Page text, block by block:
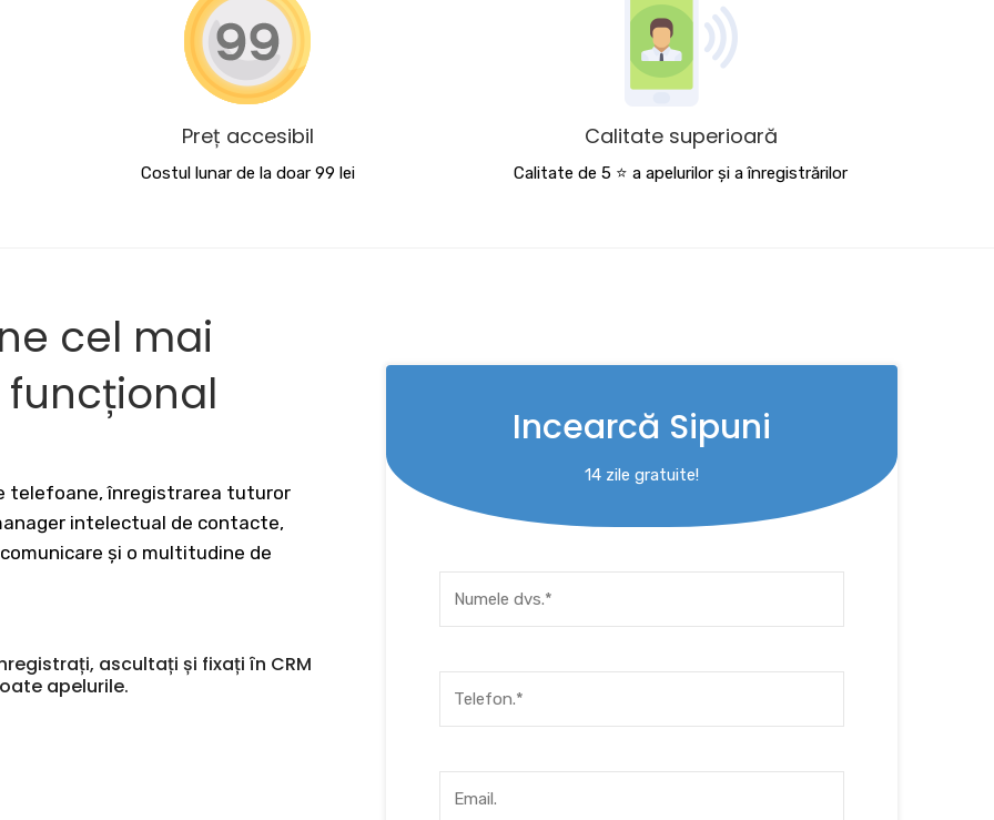
Preț accesibil
Costul lunar de la doar 99 lei
Calitate superioară
Calitate de 5 ⭐️ a apelurilor și a înregistrărilor
cel mai
telefoane, înregistrarea tuturor
intelectual de contacte,
și o multitudine de
ascultați și fixați în CRM
apelurile.
Incearcă Sipuni
14 zile gratuite!